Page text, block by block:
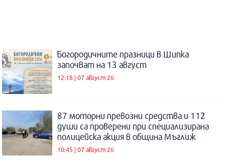
Богородичните празници в Шипка
започват на 13 август
12:18 | 07 август 26
87 моторни превозни средства и 112
души са проверени при специализирана
полицейска акция в община Мъглиж
10:45 | 07 август 26